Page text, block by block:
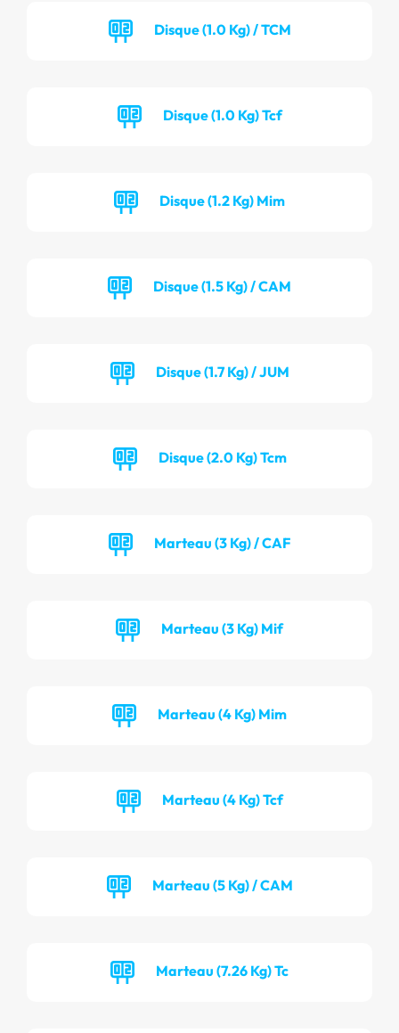
Disque (1.0 Kg) / TCM
Disque (1.0 Kg) Tcf
Disque (1.2 Kg) Mim
Disque (1.5 Kg) / CAM
Disque (1.7 Kg) / JUM
Disque (2.0 Kg) Tcm
Marteau (3 Kg) / CAF
Marteau (3 Kg) Mif
Marteau (4 Kg) Mim
Marteau (4 Kg) Tcf
Marteau (5 Kg) / CAM
Marteau (7.26 Kg) Tc